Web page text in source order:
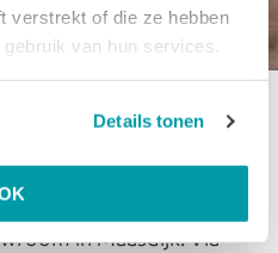
verstrekt of die ze hebben
van hun services.
Details tonen
media
projecten, trends
in Maasdijk. Via